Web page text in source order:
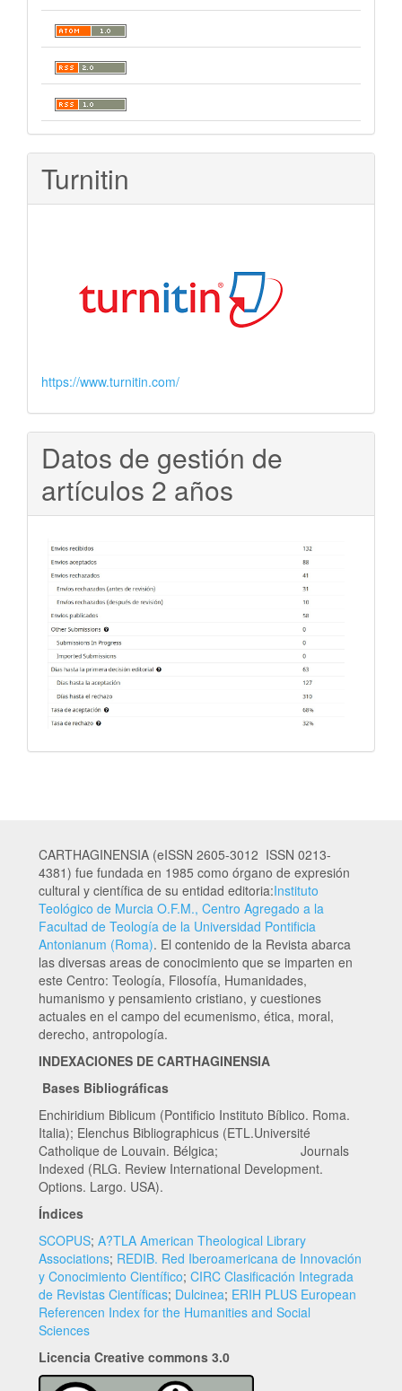
Turnitin
https://www.turnitin.com/
Datos de gestión de
artículos 2 años
CARTHAGINENSIA (eISSN 2605-3012 ISSN 0213-
4381) fue fundada en 1985 como órgano de expresión
cultural y científica de su entidad editoria:Instituto
Teológico de Murcia O.F.M., Centro Agregado a la
Facultad de Teología de la Universidad Pontificia
Antonianum (Roma). El contenido de la Revista abarca
las diversas areas de conocimiento que se imparten en
este Centro: Teología, Filosofía, Humanidades,
humanismo y pensamiento cristiano, y cuestiones
actuales en el campo del ecumenismo, ética, moral,
derecho, antropología.
INDEXACIONES DE CARTHAGINENSIA
Bases Bibliográficas
Enchiridium Biblicum (Pontificio Instituto Bíblico. Roma.
Italia); Elenchus Bibliographicus (ETL.Université
Catholique de Louvain. Bélgica; Journals
Indexed (RLG. Review International Development.
Options. Largo. USA).
Índices
SCOPUS; A?TLA American Theological Library
Associations; REDIB. Red Iberoamericana de Innovación
y Conocimiento Científico; CIRC Clasificación Integrada
de Revistas Científicas; Dulcinea; ERIH PLUS European
Referencen Index for the Humanities and Social
Sciences
Licencia Creative commons 3.0